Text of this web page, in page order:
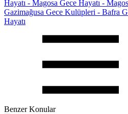
Hayatı - Magosa Gece Hayatı -
Gazimağusa Gece Kulüpleri - Bafra
Hayatı
Benzer Konular